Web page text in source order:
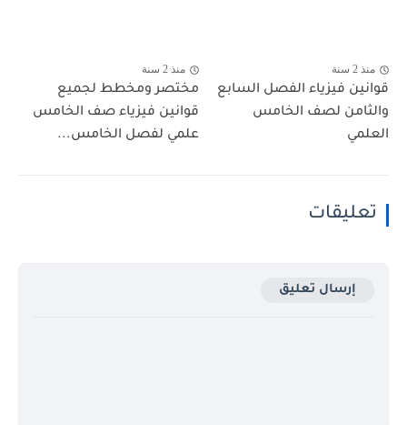
منذ 2 سنة
قوانين فيزياء الفصل السابع
والثامن لصف الخامس
العلمي
منذ 2 سنة
مختصر ومخطط لجميع
قوانين فيزياء صف الخامس
علمي لفصل الخامس...
تعليقات
إرسال تعليق